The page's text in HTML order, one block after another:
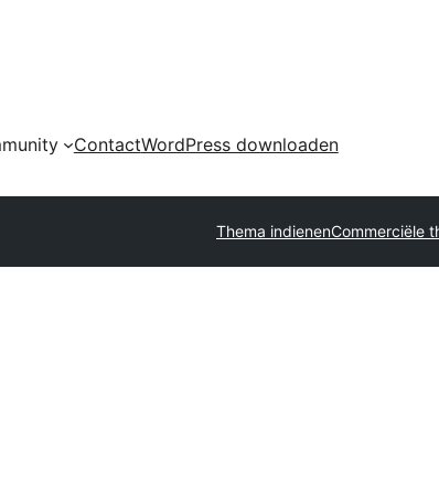
ContactWordPress downloaden
Thema indienenCommerciële